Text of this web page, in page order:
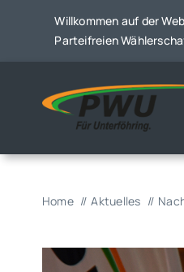
Willkommen auf der
Parteifreien
Home Aktuelles